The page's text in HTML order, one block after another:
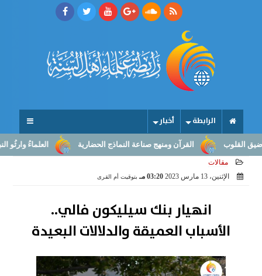
الرابطة أخبار
العلماءُ وارثُو النبوّة: من بلاغ القرآن ومنهج صناعة النماذج الحضارية
مقالات
الإثنين، 13 مارس 2023
03:20 مـ بتوقيت أم القرى
انهيار بنك سيليكون فالي..
الأسباب العميقة والدلالات البعيدة